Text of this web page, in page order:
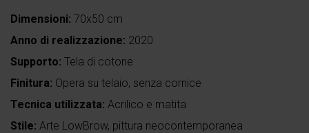
Dimensioni: 70x50 cm
Anno di realizzazione: 2020
Supporto: Tela di cotone
Finitura: Opera su telaio, senza cornice
Tecnica utilizzata: Acrilico e matita
Stile: Arte LowBrow, pittura neocontemporanea